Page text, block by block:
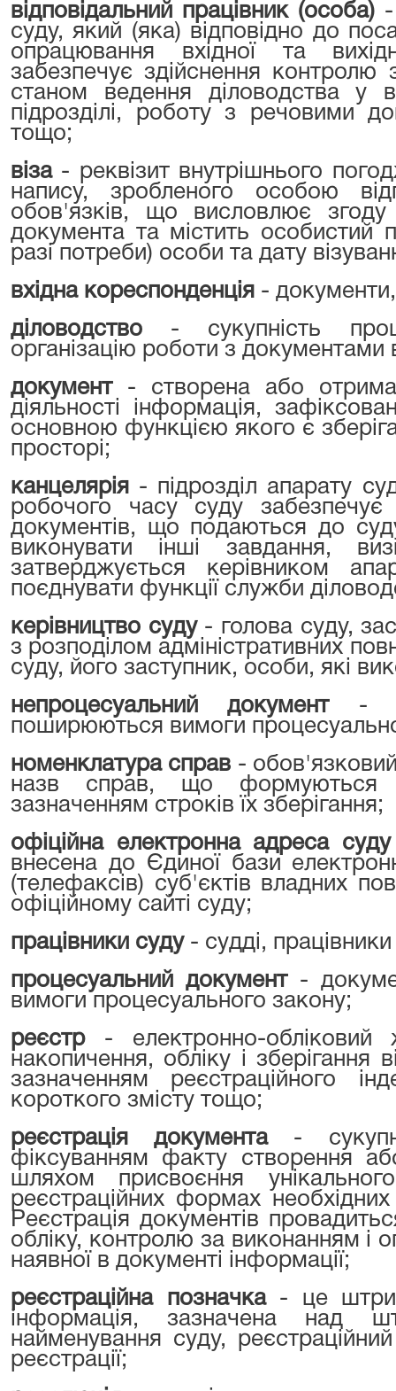
відповідальний працівник (особа)
суду, який (яка) відповідно до
опрацювання вхідної та
забезпечує здійснення контролю
станом ведення діловодства у
підрозділі, роботу з речовими
тощо;
віза - реквізит внутрішнього
напису, зробленого особою
обов'язків, що висловлює
документа та містить особистий
разі потреби) особи та дату
вхідна кореспонденція -
діловодство - сукупність
організацію роботи з документами
документ - створена або
діяльності інформація,
основною функцією якого є
просторі;
канцелярія - підрозділ апарату
робочого часу суду забезпечує
документів, що подаються до
виконувати інші завдання,
затверджується керівником
поєднувати функції служби
керівництво суду - голова суду,
з розподілом адміністративних
суду, його заступник, особи, які
непроцесуальний документ -
поширюються вимоги
номенклатура справ -
назв справ, що формуються
зазначенням строків їх зберігання;
офіційна електронна адреса
внесена до Єдиної бази
(телефаксів) суб'єктів владних
офіційному сайті суду;
працівники суду - судді,
процесуальний документ -
вимоги процесуального закону;
реєстр - електронно-
накопичення, обліку і зберігання
зазначенням реєстраційного
короткого змісту тощо;
реєстрація документа -
фіксуванням факту створення
шляхом присвоєння
реєстраційних формах
Реєстрація документів
обліку, контролю за виконанням і
наявної в документі інформації;
реєстраційна позначка - це
інформація, зазначена над
найменування суду,
реєстрації;